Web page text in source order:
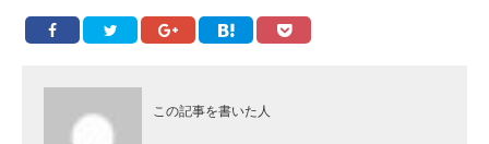
この記事を書いた人